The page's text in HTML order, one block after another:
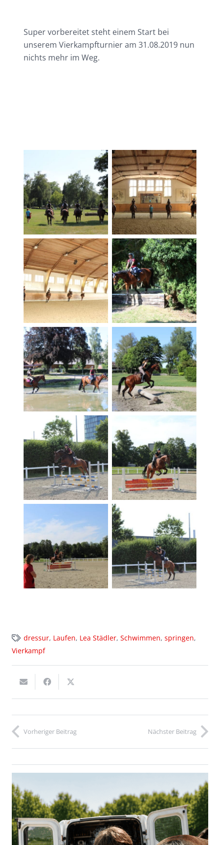
Super vorbereitet steht einem Start bei
unserem Vierkampfturnier am 31.08.2019 nun
nichts mehr im Weg.
dressur, Laufen, Lea Städler, Schwimmen, springen,
Vierkampf
Vorheriger Beitrag Nächster Beitrag